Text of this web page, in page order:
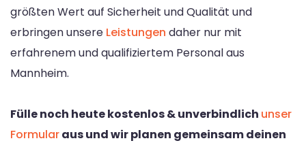
größten Wert auf Sicherheit und Qualität und
erbringen unsere Leistungen daher nur mit
erfahrenem und qualifiziertem Personal aus
Mannheim.
Fülle noch heute kostenlos & unverbindlich unser
Formularaus und wir planen gemeinsam deinen